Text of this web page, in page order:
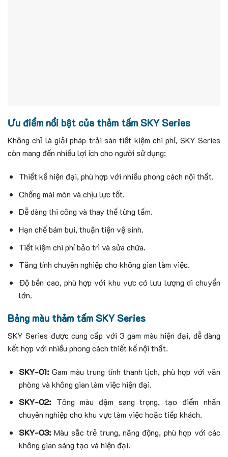
Ưu điểm nổi bật của thảm tấm SKY Series
Không chỉ là giải pháp trải sàn tiết kiệm chi phí, SKY Series
còn mang đến nhiều lợi ích cho người sử dụng:
Thiết kế hiện đại, phù hợp với nhiều phong cách nội thất.
Chống mài mòn và chịu lực tốt.
Dễ dàng thi công và thay thế từng tấm.
Hạn chế bám bụi, thuận tiện vệ sinh.
Tiết kiệm chi phí bảo trì và sửa chữa.
Tăng tính chuyên nghiệp cho không gian làm việc.
Độ bền cao, phù hợp với khu vực có lưu lượng di chuyển
lớn.
Bảng màu thảm tấm SKY Series
SKY Series được cung cấp với 3 gam màu hiện đại, dễ dàng
kết hợp với nhiều phong cách thiết kế nội thất.
SKY-01: Gam màu trung tính thanh lịch, phù hợp với văn
phòng và không gian làm việc hiện đại.
SKY-02: Tông màu đậm sang trọng, tạo điểm nhấn
chuyên nghiệp cho khu vực làm việc hoặc tiếp khách.
SKY-03: Màu sắc trẻ trung, năng động, phù hợp với các
không gian sáng tạo và hiện đại.